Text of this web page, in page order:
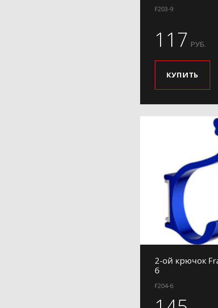
F203-9
117 РУБ.
КУПИТЬ
2-ой крючок
6
F204-6